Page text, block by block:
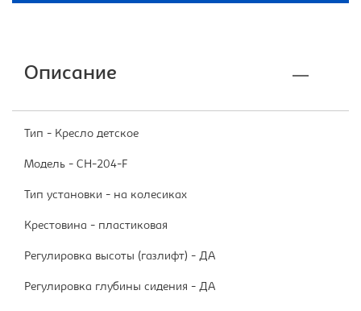
Описание
Тип - Кресло детское
Модель - CH-204-F
Тип установки - на колесиках
Крестовина - пластиковая
Регулировка высоты (газлифт) - ДА
Регулировка глубины сидения - ДА